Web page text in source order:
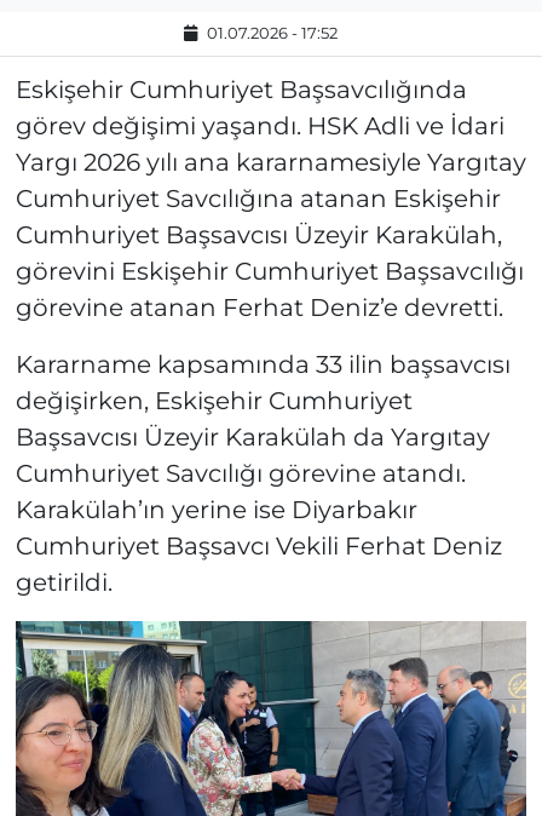
01.07.2026 - 17:52
Eskişehir Cumhuriyet Başsavcılığında
görev değişimi yaşandı. HSK Adli ve İdari
Yargı 2026 yılı ana kararnamesiyle Yargıtay
Cumhuriyet Savcılığına atanan Eskişehir
Cumhuriyet Başsavcısı Üzeyir Karakülah,
görevini Eskişehir Cumhuriyet Başsavcılığı
görevine atanan Ferhat Deniz’e devretti.
Kararname kapsamında 33 ilin başsavcısı
değişirken, Eskişehir Cumhuriyet
Başsavcısı Üzeyir Karakülah da Yargıtay
Cumhuriyet Savcılığı görevine atandı.
Karakülah’ın yerine ise Diyarbakır
Cumhuriyet Başsavcı Vekili Ferhat Deniz
getirildi.